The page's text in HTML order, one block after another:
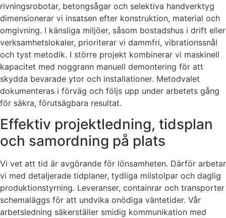
rivningsrobotar, betongsågar och selektiva handverktyg
dimensionerar vi insatsen efter konstruktion, material och
omgivning. I känsliga miljöer, såsom bostadshus i drift eller
verksamhetslokaler, prioriterar vi dammfri, vibrationssnål
och tyst metodik. I större projekt kombinerar vi maskinell
kapacitet med noggrann manuell demontering för att
skydda bevarade ytor och installationer. Metodvalet
dokumenteras i förväg och följs upp under arbetets gång
för säkra, förutsägbara resultat.
Effektiv projektledning, tidsplan
och samordning på plats
Vi vet att tid är avgörande för lönsamheten. Därför arbetar
vi med detaljerade tidplaner, tydliga milstolpar och daglig
produktionstyrning. Leveranser, containrar och transporter
schemaläggs för att undvika onödiga väntetider. Vår
arbetsledning säkerställer smidig kommunikation med